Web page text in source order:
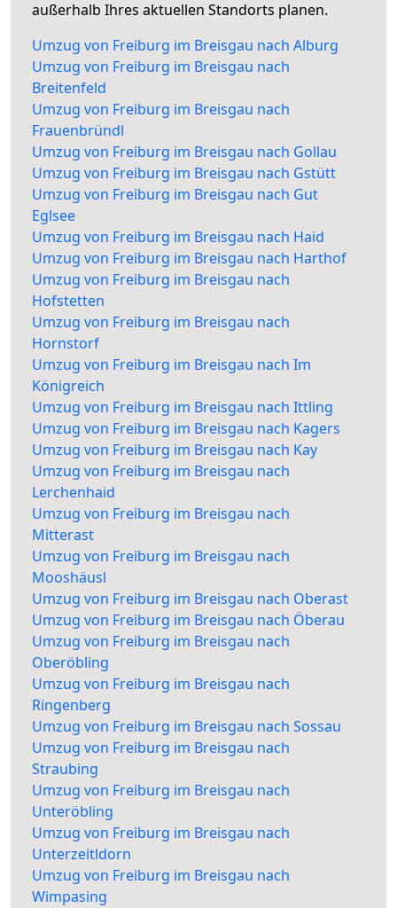
außerhalb Ihres aktuellen Standorts planen.
Umzug von Freiburg im Breisgau nach Alburg
Umzug von Freiburg im Breisgau nach
Breitenfeld
Umzug von Freiburg im Breisgau nach
Frauenbründl
Umzug von Freiburg im Breisgau nach Gollau
Umzug von Freiburg im Breisgau nach Gstütt
Umzug von Freiburg im Breisgau nach Gut
Eglsee
Umzug von Freiburg im Breisgau nach Haid
Umzug von Freiburg im Breisgau nach Harthof
Umzug von Freiburg im Breisgau nach
Hofstetten
Umzug von Freiburg im Breisgau nach
Hornstorf
Umzug von Freiburg im Breisgau nach Im
Königreich
Umzug von Freiburg im Breisgau nach Ittling
Umzug von Freiburg im Breisgau nach Kagers
Umzug von Freiburg im Breisgau nach Kay
Umzug von Freiburg im Breisgau nach
Lerchenhaid
Umzug von Freiburg im Breisgau nach
Mitterast
Umzug von Freiburg im Breisgau nach
Mooshäusl
Umzug von Freiburg im Breisgau nach Oberast
Umzug von Freiburg im Breisgau nach Öberau
Umzug von Freiburg im Breisgau nach
Oberöbling
Umzug von Freiburg im Breisgau nach
Ringenberg
Umzug von Freiburg im Breisgau nach Sossau
Umzug von Freiburg im Breisgau nach
Straubing
Umzug von Freiburg im Breisgau nach
Unteröbling
Umzug von Freiburg im Breisgau nach
Unterzeitldorn
Umzug von Freiburg im Breisgau nach
Wimpasing